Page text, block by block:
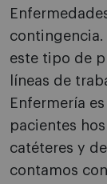
contingencia.
este tipo de
líneas de
Enfermería
pacientes
catéteres y
contamos